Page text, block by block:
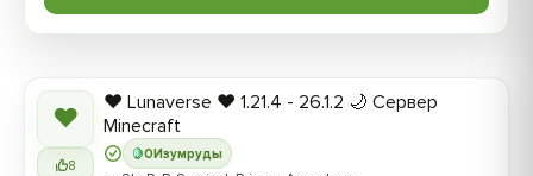
❤
8
0Изумруды
❤️ Lunaverse ❤️ 1.21.4 - 26.1.2 🌙 Сервер
Minecraft